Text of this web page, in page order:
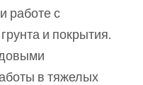
работе с
и покрытия.
в тяжелых